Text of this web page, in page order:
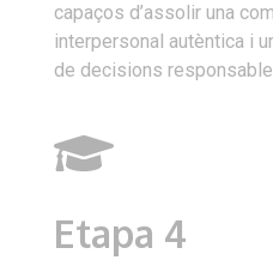
capaços d’assolir una
interpersonal autèntica i
de decisions
Etapa 4